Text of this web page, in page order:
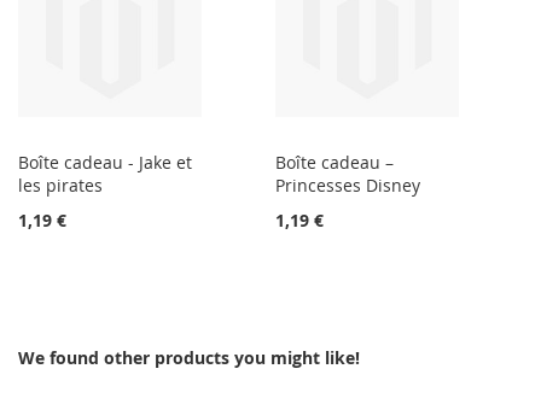
Boîte cadeau - Jake et
les pirates
1,19 €
Boîte cadeau –
Princesses Disney
1,19 €
We found other products you might like!